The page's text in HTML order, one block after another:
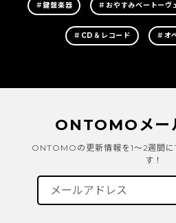
＃鍵盤楽器 ＃おやすみベートーヴ
＃CD＆レコード ＃オ
ONTOMOメー
ONTOMOの更新情報を1～2週間に
す！